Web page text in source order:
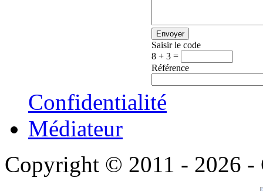
Saisir le code
8 + 3 =
Référence
Confidentialité
Médiateur
Copyright © 2011 - 2026 -